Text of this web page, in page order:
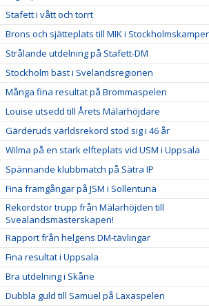
Stafett i vått och torrt
Brons och sjätteplats till MIK i
Strålande utdelning på Stafett-DM
Stockholm bäst i Svelandsregionen
Många fina resultat på Brommaspelen
Louise utsedd till Årets Mälarhöjdare
Gärderuds världsrekord stod sig i 46 år
Wilma på en stark elfteplats vid USM i Uppsala
Spännande klubbmatch på Sätra IP
Fina framgångar på JSM i Sollentuna
Rekordstor trupp från Mälarhöjden till
Svealandsmästerskapen!
Rapport från helgens DM-tävlingar
Fina resultat i Uppsala
Bra utdelning i Skåne
Dubbla guld till Samuel på Laxaspelen